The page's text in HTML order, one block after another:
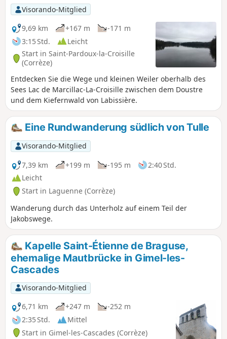
Visorando-Mitglied
9,69 km
+167 m
-171 m
3:15 Std.
Leicht
Start in Saint-Pardoux-la-Croisille
(Corrèze)
Entdecken Sie die Wege und kleinen Weiler oberhalb des
Sees Lac de Marcillac-La-Croisille zwischen dem Doustre
und dem Kiefernwald von Labissière.
Eine Rundwanderung südlich von Tulle
Visorando-Mitglied
7,39 km
+199 m -195 m
2:40 Std.
Leicht
Start in Laguenne (Corrèze)
Wanderung durch das Unterholz auf einem Teil der
Jakobswege.
Kapelle Saint-Étienne de Braguse,
ehemalige Mautbrücke in Gimel-les-
Cascades
Visorando-Mitglied
6,71 km
+247 m
-252 m
2:35 Std.
Mittel
Start in Gimel-les-Cascades (Corrèze)